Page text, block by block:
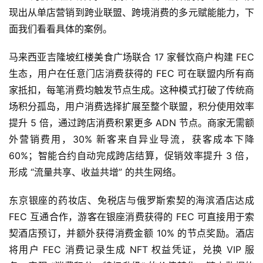
现出从单店营销到跨业联盟、跨境消费的多元赋能能力，下
面我们看看具体的案例。
马来西亚吉隆坡红楼美食广场联合 17 家餐饮商户构建 FEC
生态，用户在任意门店消费获得的 FEC 可在联盟内所有商
家抵扣，每笔消费均触发节点生成。这种模式打破了传统商
场积分孤岛，用户消费选择扩展至整个联盟，积分使用效率
提升 5 倍，通过跨店消费积累更多 ADN 节点。商家无需额
外营销费用，30% 新客来自异业导流，获客成本下降
60%；智能合约自动完成跨店结算，促销效率提升 3 倍，
形成 “流量共享、收益共增” 的共生网络。
东京银座的药妆店、免税店与俄罗斯索契的海滨酒店达成
FEC 互通合作，游客在银座消费获得的 FEC 可直接用于索
契酒店预订，并额外获得消费金额 10% 的节点奖励。酒店
将用户 FEC 消费记录生成 NFT 权益凭证，兑换 VIP 服